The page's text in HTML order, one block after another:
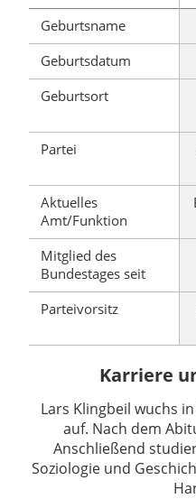
Geburtsname
Geburtsdatum
Geburtsort
Partei
Aktuelles
Amt/Funktion
Mitglied des
Bundestages seit
Parteivorsitz
Karriere
Lars Klingbeil wuchs
auf. Nach dem
Anschließend
Soziologie und